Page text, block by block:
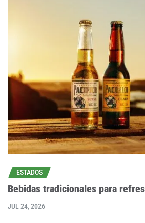
ESTADOS
Bebidas tradicionales para
JUL 24, 2026